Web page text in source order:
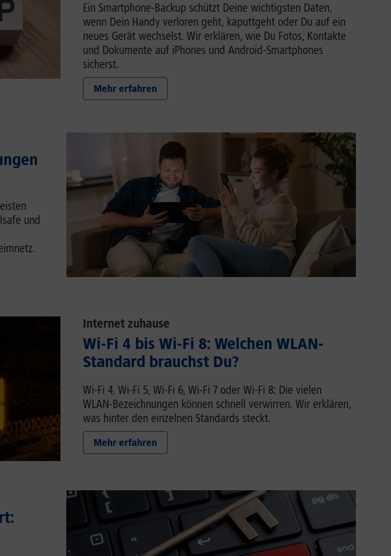
Ein Smartphone-Backup schützt Deine wichtigsten Daten,
wenn Dein Handy verloren geht, kaputtgeht oder Du auf ein
neues Gerät wechselst. Wir erklären, wie Du Fotos, Kontakte
und Dokumente auf iPhones und Android-Smartphones
sicherst.
Mehr erfahren
und
Internet zuhause
Wi-Fi 4 bis Wi-Fi 8: Welchen WLAN-
Standard brauchst Du?
Wi-Fi 4, Wi-Fi 5, Wi-Fi 6, Wi-Fi 7 oder Wi-Fi 8: Die vielen
WLAN-Bezeichnungen können schnell verwirren. Wir erklären,
was hinter den einzelnen Standards steckt.
Mehr erfahren